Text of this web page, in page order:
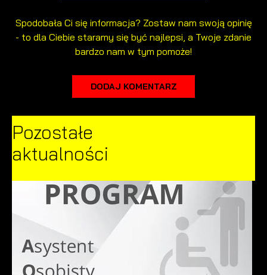
Spodobała Ci się informacja? Zostaw nam swoją opinię
- to dla Ciebie staramy się być najlepsi, a Twoje zdanie
bardzo nam w tym pomoże!
DODAJ KOMENTARZ
Pozostałe
aktualności